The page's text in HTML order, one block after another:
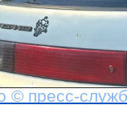
© пресс-